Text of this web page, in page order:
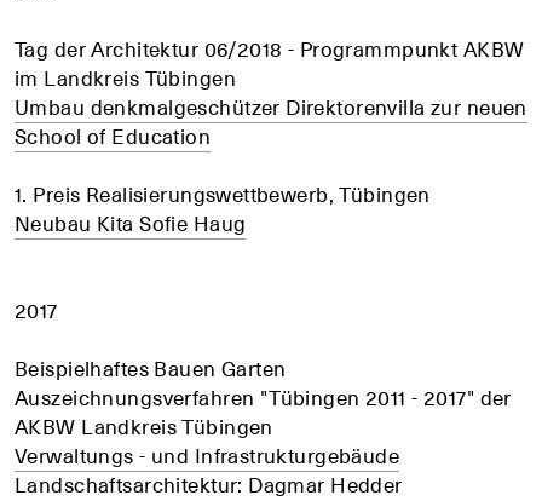
Tag der Architektur 06/2018 - Programmpunkt AKBW
im Landkreis Tübingen
Umbau denkmalgeschützer Direktorenvilla zur neuen
School of Education
1. Preis Realisierungswettbewerb, Tübingen
Neubau Kita Sofie Haug
2017
Beispielhaftes Bauen Garten
Auszeichnungsverfahren "Tübingen 2011 - 2017" der
AKBW Landkreis Tübingen
Verwaltungs - und Infrastrukturgebäude
Landschaftsarchitektur: Dagmar Hedder